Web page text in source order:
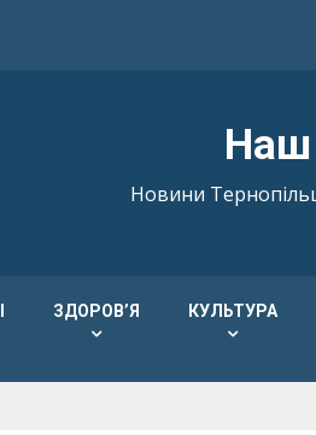
Новини
ЗДОРОВ’Я КУЛЬТУРА